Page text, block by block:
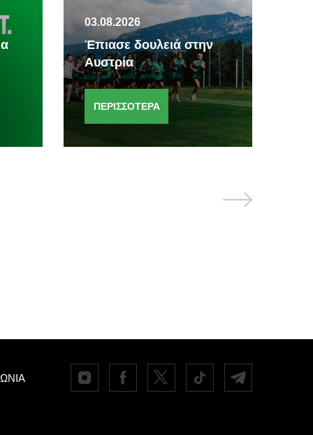
03.08.2026
Έπιασε δουλειά στην
Αυστρία
ΠΕΡΙΣΣΟΤΕΡΑ